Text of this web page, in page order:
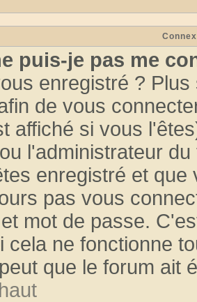
puis-je pas me
enregistré ?
de vous
affiché si vous
l'administrateur
enregistré et
pas vous
mot de passe.
cela ne fonctionne
que le forum ait